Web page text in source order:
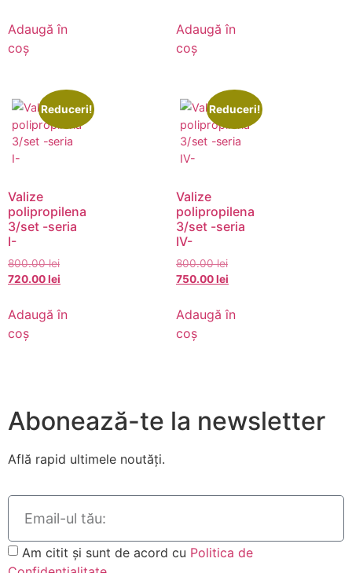
Adaugă în
coș
Adaugă în
coș
Reduceri!
Valize
polipropilena
3/set -seria
I-
800.00lei
720.00lei
Adaugă în
coș
Reduceri!
Valize
polipropilena
3/set -seria
IV-
800.00lei
750.00lei
Adaugă în
coș
Abonează-te la newsletter
Află rapid ultimele noutăți.
Am citit și sunt de acord cu Politica de